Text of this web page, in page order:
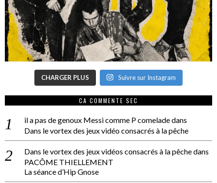
CHARGER PLUS Suivre sur Instagram
CA COMMENTE SEC
il a pas de genoux Messi comme P comeladedans
Dans le vortex des jeux vidéo consacrés à la pêche
Dans le vortex des jeux vidéos consacrés à la pêchedans
PACÔME THIELLEMENT
La séance d’Hip Gnose